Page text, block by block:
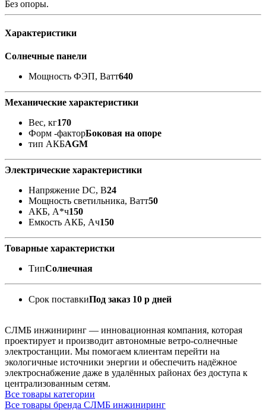
Без опоры.
Характеристики
Солнечные панели
Мощность ФЭП, Ватт640
Механические характеристики
Вес, кг170
Форм -факторБоковая на опоре
тип АКБAGM
Электрические характеристики
Напряжение DC, В24
Мощность светильника, Ватт50
АКБ, А*ч150
Емкость АКБ, Ач150
Товарные характеристки
ТипСолнечная
Срок поставкиПод заказ 10 р дней
СЛМБ инжиниринг — инновационная компания, которая
проектирует и производит автономные ветро‑солнечные
электростанции. Мы помогаем клиентам перейти на
экологичные источники энергии и обеспечить надёжное
электроснабжение даже в удалённых районах без доступа к
централизованным сетям.
Все товары категории
Все товары бренда СЛМБ инжиниринг